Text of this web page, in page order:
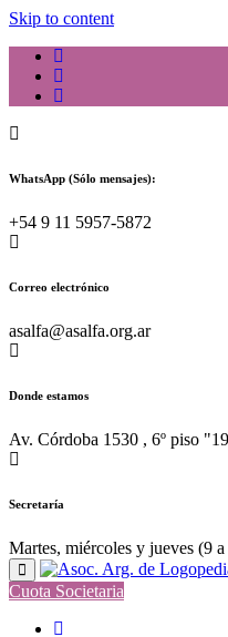
Skip to content
WhatsApp (Sólo mensajes):
+54 9 11 5957-5872
Correo electrónico
asalfa@asalfa.org.ar
Donde estamos
Av. Córdoba 1530 , 6º piso
Secretaría
Martes, miércoles y jueves (9
Cuota Societaria